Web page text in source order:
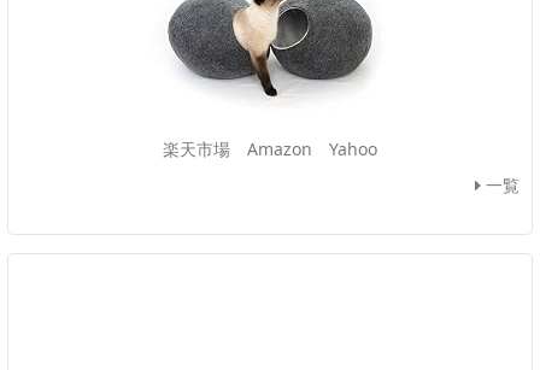
楽天市場 Amazon
Yahoo
一覧